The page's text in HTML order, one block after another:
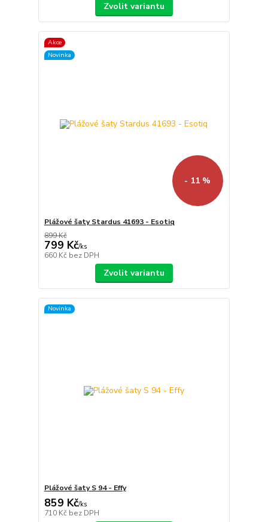
Zvolit variantu
Akce
Novinka
- 11 %
Plážové šaty Stardus 41693 - Esotiq
899 Kč
799 Kč/ks
660 Kč bez DPH
Zvolit variantu
Novinka
Plážové šaty S 94 - Effy
859 Kč/ks
710 Kč bez DPH